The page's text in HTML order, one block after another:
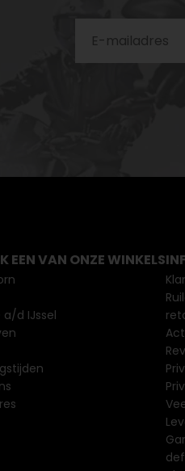
EEN VAN ONZE WINKELS
a/d IJssel